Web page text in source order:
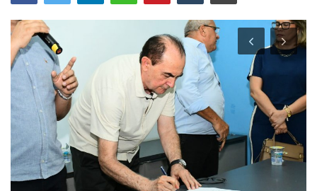
Vídeos
Webmail
Contato